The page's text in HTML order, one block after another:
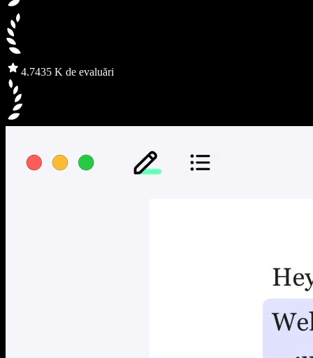
4.7435 K de evaluări